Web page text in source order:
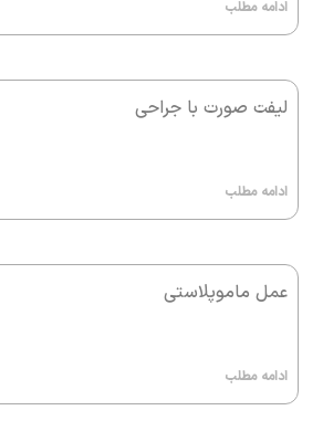
ادامه مطلب
لیفت صورت با جراحی
ادامه مطلب
عمل ماموپلاستی
ادامه مطلب